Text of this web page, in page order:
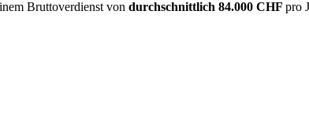
Bruttoverdienst von durchschnittlich 84.000 CHF pro